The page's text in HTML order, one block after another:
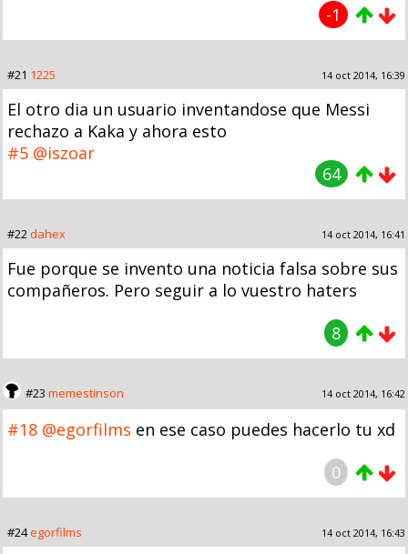
-1
#21 1225 14 oct 2014, 16:39
El otro dia un usuario inventandose que Messi
rechazo a Kaka y ahora esto
#5 @iszoar
64
#22dahex 14 oct 2014, 16:41
Fue porque se invento una noticia falsa sobre sus
compañeros. Pero seguir a lo vuestro haters
8
#23 memestinson 14 oct 2014, 16:42
#18 @egorfilms en ese caso puedes hacerlo tu xd
0
#24egorfilms 14 oct 2014, 16:43